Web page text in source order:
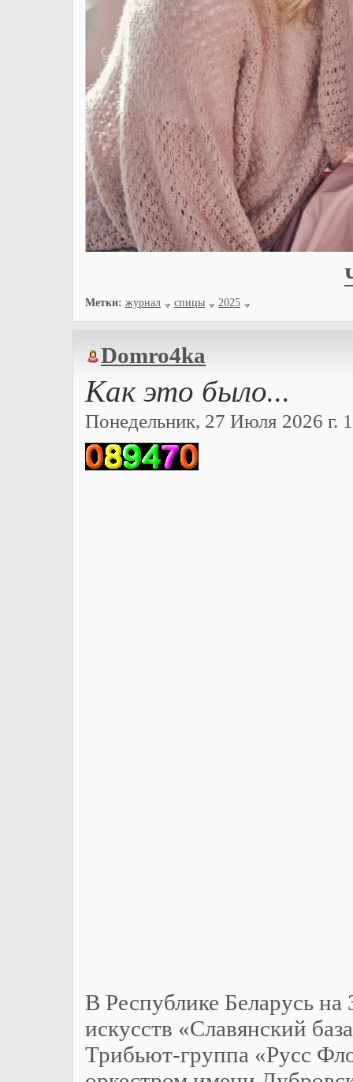
Метки: журнал спицы 2025
Domro4ka
Как это было...
Понедельник, 27 Июля 2026 г.
В Республике Беларусь
искусств «Славянский
Трибьют-группа «Русс